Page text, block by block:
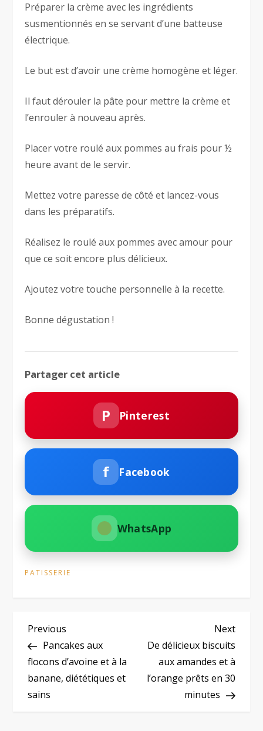
Préparer la crème avec les ingrédients
susmentionnés en se servant d’une batteuse
électrique.
Le but est d’avoir une crème homogène et léger.
Il faut dérouler la pâte pour mettre la crème et
l’enrouler à nouveau après.
Placer votre roulé aux pommes au frais pour ½
heure avant de le servir.
Mettez votre paresse de côté et lancez-vous
dans les préparatifs.
Réalisez le roulé aux pommes avec amour pour
que ce soit encore plus délicieux.
Ajoutez votre touche personnelle à la recette.
Bonne dégustation !
Partager cet article
P Pinterest
f Facebook
WhatsApp
PATISSERIE
N
a
v
Previous
Post
Previous
Pancakes aux
flocons d’avoine et à la
banane, diététiques et
sains
Next
Post
Next
De délicieux biscuits
aux amandes et à
l’orange prêts en 30
minutes